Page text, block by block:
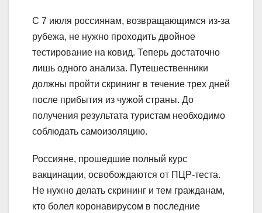
С 7 июля россиянам, возвращающимся из-за
рубежа, не нужно проходить двойное
тестирование на ковид. Теперь достаточно
лишь одного анализа. Путешественники
должны пройти скрининг в течение трех дней
после прибытия из чужой страны. До
получения результата туристам необходимо
соблюдать самоизоляцию.
Россияне, прошедшие полный курс
вакцинации, освобождаются от ПЦР-теста.
Не нужно делать скрининг и тем гражданам,
кто болел коронавирусом в последние